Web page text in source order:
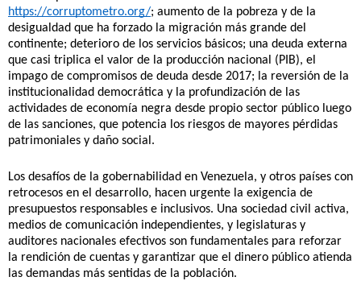
https://corruptometro.org/; aumento de la pobreza y de la
desigualdad que ha forzado la migración más grande del
continente; deterioro de los servicios básicos; una deuda externa
que casi triplica el valor de la producción nacional (PIB), el
impago de compromisos de deuda desde 2017; la reversión de la
institucionalidad democrática y la profundización de las
actividades de economía negra desde propio sector público luego
de las sanciones, que potencia los riesgos de mayores pérdidas
patrimoniales y daño social.
Los desafíos de la gobernabilidad en Venezuela, y otros países con
retrocesos en el desarrollo, hacen urgente la exigencia de
presupuestos responsables e inclusivos. Una sociedad civil activa,
medios de comunicación independientes, y legislaturas y
auditores nacionales efectivos son fundamentales para reforzar
la rendición de cuentas y garantizar que el dinero público atienda
las demandas más sentidas de la población.